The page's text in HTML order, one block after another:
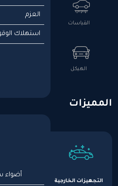
القياسات
الهيكل
العزم
استهلاك الوقود
المميزات
التجهيزات الخارجية
أضواء